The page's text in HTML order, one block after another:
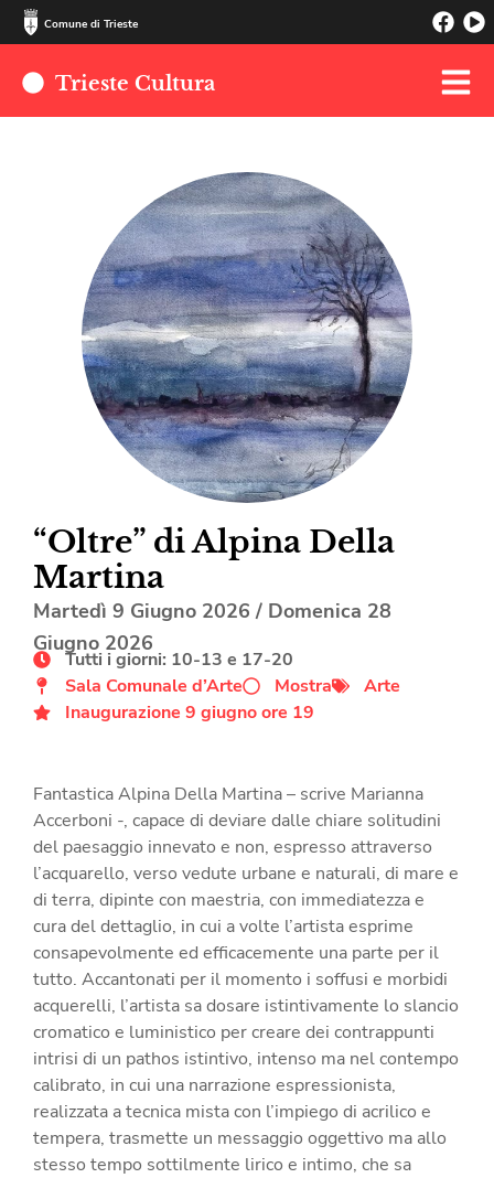
Comune di Trieste
Trieste Cultura
“Oltre” di Alpina Della
Martina
Martedì 9 Giugno 2026 / Domenica 28
Giugno 2026
Tutti i giorni: 10-13 e 17-20
Sala Comunale d’Arte
Mostra
Arte
Inaugurazione 9 giugno ore 19
Fantastica Alpina Della Martina – scrive Marianna
Accerboni -, capace di deviare dalle chiare solitudini
del paesaggio innevato e non, espresso attraverso
l’acquarello, verso vedute urbane e naturali, di mare e
di terra, dipinte con maestria, con immediatezza e
cura del dettaglio, in cui a volte l’artista esprime
consapevolmente ed efficacemente una parte per il
tutto. Accantonati per il momento i soffusi e morbidi
acquerelli, l’artista sa dosare istintivamente lo slancio
cromatico e luministico per creare dei contrappunti
intrisi di un pathos istintivo, intenso ma nel contempo
calibrato, in cui una narrazione espressionista,
realizzata a tecnica mista con l’impiego di acrilico e
tempera, trasmette un messaggio oggettivo ma allo
stesso tempo sottilmente lirico e intimo, che sa